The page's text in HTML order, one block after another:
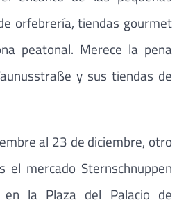
orfebrería, tiendas gourmet
peatonal. Merece la pena
y sus tiendas de
al 23 de diciembre, otro
mercado Sternschnuppen
en la Plaza del Palacio de